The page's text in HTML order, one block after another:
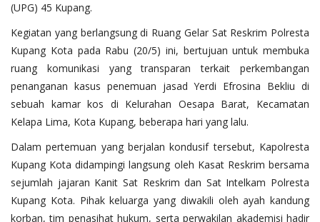
(UPG) 45 Kupang.
​Kegiatan yang berlangsung di Ruang Gelar Sat Reskrim Polresta
Kupang Kota pada Rabu (20/5) ini, bertujuan untuk membuka
ruang komunikasi yang transparan terkait perkembangan
penanganan kasus penemuan jasad Yerdi Efrosina Bekliu di
sebuah kamar kos di Kelurahan Oesapa Barat, Kecamatan
Kelapa Lima, Kota Kupang, beberapa hari yang lalu.
Dalam pertemuan yang berjalan kondusif tersebut, Kapolresta
Kupang Kota didampingi langsung oleh Kasat Reskrim bersama
sejumlah jajaran Kanit Sat Reskrim dan Sat Intelkam Polresta
Kupang Kota. Pihak keluarga yang diwakili oleh ayah kandung
korban, tim penasihat hukum, serta perwakilan akademisi hadir